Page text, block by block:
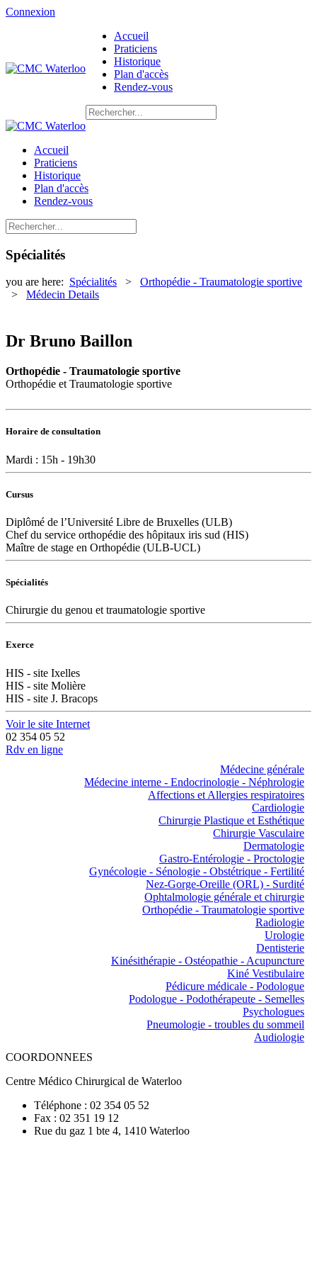
Connexion
Accueil
Praticiens
Historique
Plan d'accès
Rendez-vous
Accueil
Praticiens
Historique
Plan d'accès
Rendez-vous
Spécialités
you are here: Spécialités > Orthopédie - Traumatologie sportive
> Médecin Details
Dr Bruno Baillon
Orthopédie - Traumatologie sportive
Orthopédie et Traumatologie sportive
Horaire de consultation
Mardi : 15h - 19h30
Cursus
Diplômé de l’Université Libre de Bruxelles (ULB)
Chef du service orthopédie des hôpitaux iris sud (HIS)
Maître de stage en Orthopédie (ULB-UCL)
Spécialités
Chirurgie du genou et traumatologie sportive
Exerce
HIS - site Ixelles
HIS - site Molière
HIS - site J. Bracops
Voir le site Internet
02 354 05 52
Rdv en ligne
Médecine générale
Médecine interne - Endocrinologie - Néphrologie
Affections et Allergies respiratoires
Cardiologie
Chirurgie Plastique et Esthétique
Chirurgie Vasculaire
Dermatologie
Gastro-Entérologie - Proctologie
Gynécologie - Sénologie - Obstétrique - Fertilité
Nez-Gorge-Oreille (ORL) - Surdité
Ophtalmologie générale et chirurgie
Orthopédie - Traumatologie sportive
Radiologie
Urologie
Dentisterie
Kinésithérapie - Ostéopathie - Acupuncture
Kiné Vestibulaire
Pédicure médicale - Podologue
Podologue - Podothérapeute - Semelles
Psychologues
Pneumologie - troubles du sommeil
Audiologie
COORDONNEES
Centre Médico Chirurgical de Waterloo
Téléphone : 02 354 05 52
Fax : 02 351 19 12
Rue du gaz 1 bte 4, 1410 Waterloo